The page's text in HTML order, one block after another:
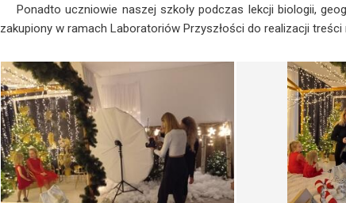
Ponadto uczniowie naszej szkoły podczas lekcji biologii,
zakupiony w ramach Laboratoriów Przyszłości do realizacji